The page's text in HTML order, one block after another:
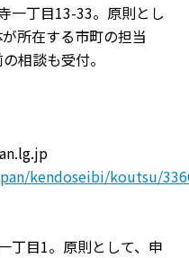
一丁目13-33。原則とし
所在する市町の担当
相談も受付。
kendoseibi/koutsu/
丁目1。原則として、申